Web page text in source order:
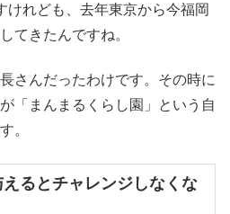
けれども、去年東京から今福岡
てきたんですね。
さんだったわけです。その時に
「まんまるくらし園」という自
。
るとチャレンジしなくな